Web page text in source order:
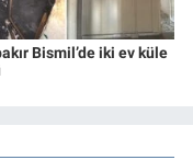
Bismil’de iki ev küle